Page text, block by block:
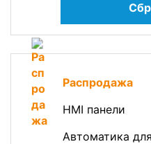
Распродажа
HMI панели
Автоматика